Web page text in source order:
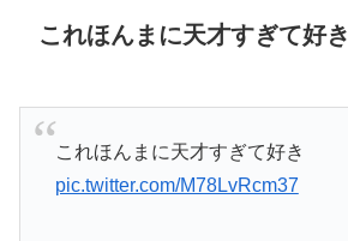
これほんまに天才すぎて好き
これほんまに天才すぎて好き
pic.twitter.com/M78LvRcm37